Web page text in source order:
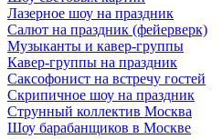
Лазерное шоу на праздник
Салют на праздник (фейерверк)
Музыканты и кавер-группы
Кавер-группы на праздник
Саксофонист на встречу гостей
Скрипичное шоу на праздник
Струнный коллектив Москва
Шоу барабанщиков в Москве